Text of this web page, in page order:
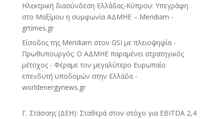
Ηλεκτρική διασύνδεση Ελλάδας-Κύπρου: Υπεγράφη
στο Μαξίμου η συμφωνία ΑΔΜΗΕ – Meridiam -
grtimes.gr
Eίσοδος της Meridiam στον GSI με πλειοψηφία -
Πρωθυπουργός: Ο ΑΔΜΗΕ παραμένει στρατηγικός
μέτοχος - Φέραμε τον μεγαλύτερο Ευρωπαίο
επενδυτή υποδομών στην Ελλάδα -
worldenergynews.gr
Γ. Στάσσης (ΔΕΗ): Σταθερά στον στόχο για EBITDA 2,4